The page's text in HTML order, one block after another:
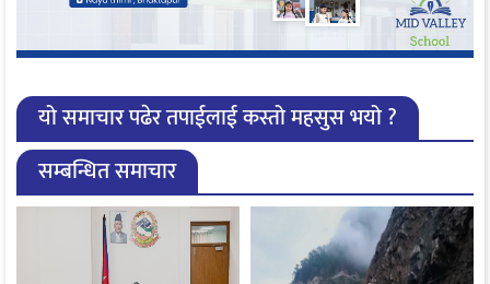
यो समाचार पढेर तपाईलाई कस्तो महसुस भयो ?
सम्बन्धित समाचार